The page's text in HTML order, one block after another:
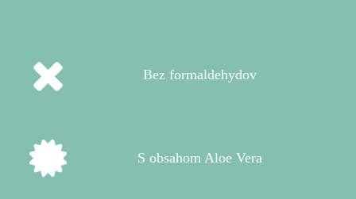
Bez formaldehydov
S obsahom Aloe Vera